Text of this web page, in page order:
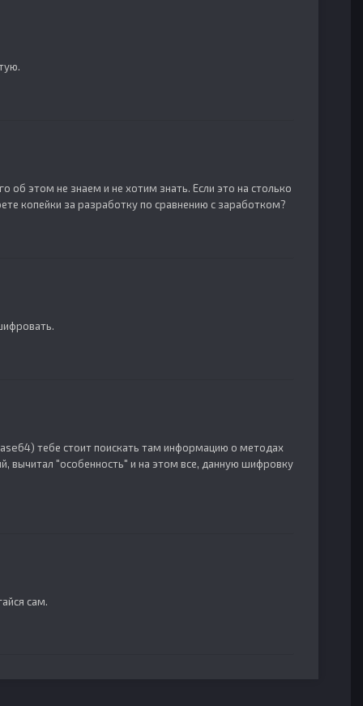
об этом не знаем и не хотим знать. Если это на столько
копейки за разработку по сравнению с заработком?
тебе стоит поискать там информацию о методах
вычитал "особенность" и на этом все, данную шифровку
сам.